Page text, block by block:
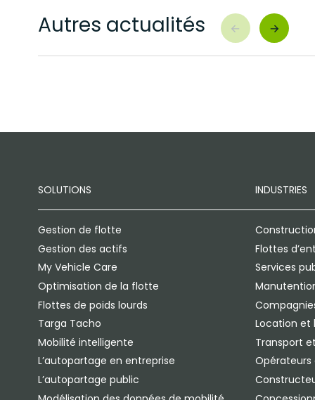
Autres actualités
SOLUTIONS
Gestion de flotte
Gestion des actifs
My Vehicle Care
Optimisation de la flotte
Flottes de poids lourds
Targa Tacho
Mobilité intelligente
L’autopartage en entreprise
L’autopartage public
INDUSTRIES
Flottes
Services
Location et
Transport
Opérateurs